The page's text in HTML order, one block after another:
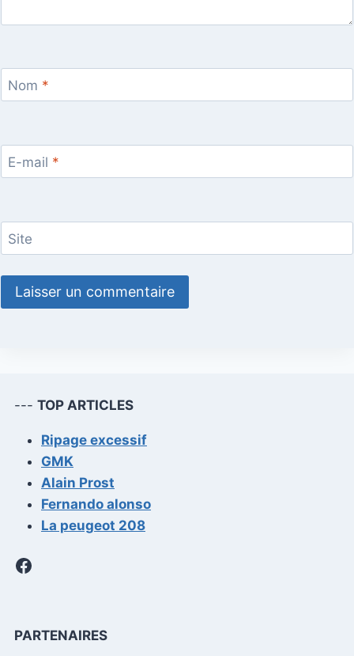
Nom *
E-mail *
Site
--- TOP ARTICLES
Ripage excessif
GMK
Alain Prost
Fernando alonso
La peugeot 208
Facebook
PARTENAIRES